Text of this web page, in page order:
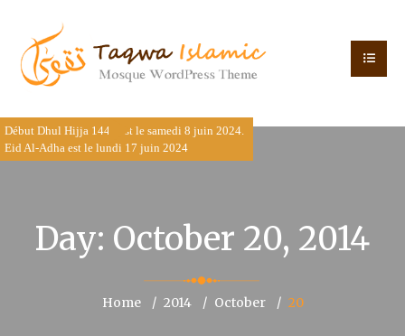
Début Dhul Hijja 1445 est le samedi 8 juin 2024.
Eid Al-Adha est le lundi 17 juin 2024
Day: October 20, 2014
Home 2014 October 20